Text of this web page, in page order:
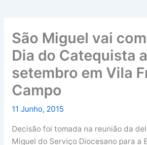
São Miguel vai
Dia do Catequista
setembro em Vila
Campo
11 Junho, 2015
Decisão foi tomada na reunião da
Miguel do Serviço Diocesano para a